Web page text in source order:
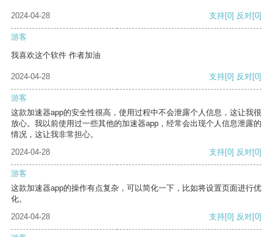
2024-04-28 支持[0] 反对[0]
游客
我喜欢这个软件 作者加油
2024-04-28 支持[0] 反对[0]
游客
这款加速器app的安全性很高，使用过程中不会泄露个人信息，这让我很
放心。我以前使用过一些其他的加速器app，经常会出现个人信息泄露的
情况，这让我非常担心。
2024-04-28
支持[0] 反对[0]
游客
这款加速器app的操作有点复杂，可以简化一下，比如将设置页面进行优
化。
2024-04-28
支持[0] 反对[0]